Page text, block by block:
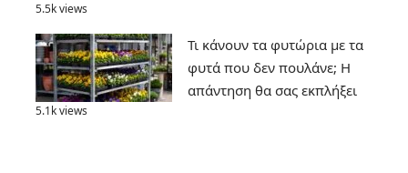
5.5k views
Τι κάνουν τα φυτώρια με τα
φυτά που δεν πουλάνε; Η
απάντηση θα σας εκπλήξει
5.1k views